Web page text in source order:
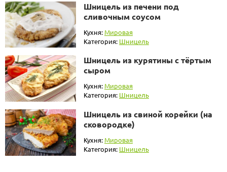
Шницель из печени под
сливочным соусом
Кухня: Мировая
Категория: Шницель
Шницель из курятины с тёртым
сыром
Кухня:Мировая
Категория: Шницель
Шницель из свиной корейки (на
сковородке)
Кухня: Мировая
Категория: Шницель